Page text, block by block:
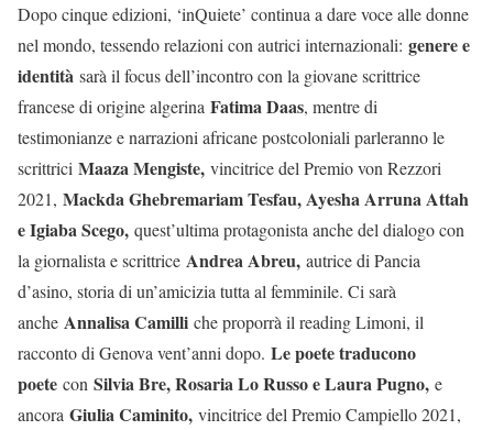
Dopo cinque edizioni, ‘inQuiete’ continua a dare voce alle donne
nel mondo, tessendo relazioni con autrici internazionali: genere e
identità sarà il focus dell’incontro con la giovane scrittrice
francese di origine algerina Fatima Daas, mentre di
testimonianze e narrazioni africane postcoloniali parleranno le
scrittrici Maaza Mengiste, vincitrice del Premio von Rezzori
2021, Mackda Ghebremariam Tesfau, Ayesha Arruna Attah
e Igiaba Scego, quest’ultima protagonista anche del dialogo con
la giornalista e scrittrice Andrea Abreu, autrice di Pancia
d’asino, storia di un’amicizia tutta al femminile. Ci sarà
anche Annalisa Camilli che proporrà il reading Limoni, il
racconto di Genova vent’anni dopo. Le poete traducono
poete con Silvia Bre, Rosaria Lo Russo e Laura Pugno, e
ancora Giulia Caminito, vincitrice del Premio Campiello 2021,